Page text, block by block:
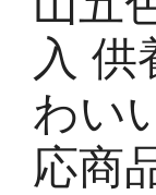
入 供
わい
応商